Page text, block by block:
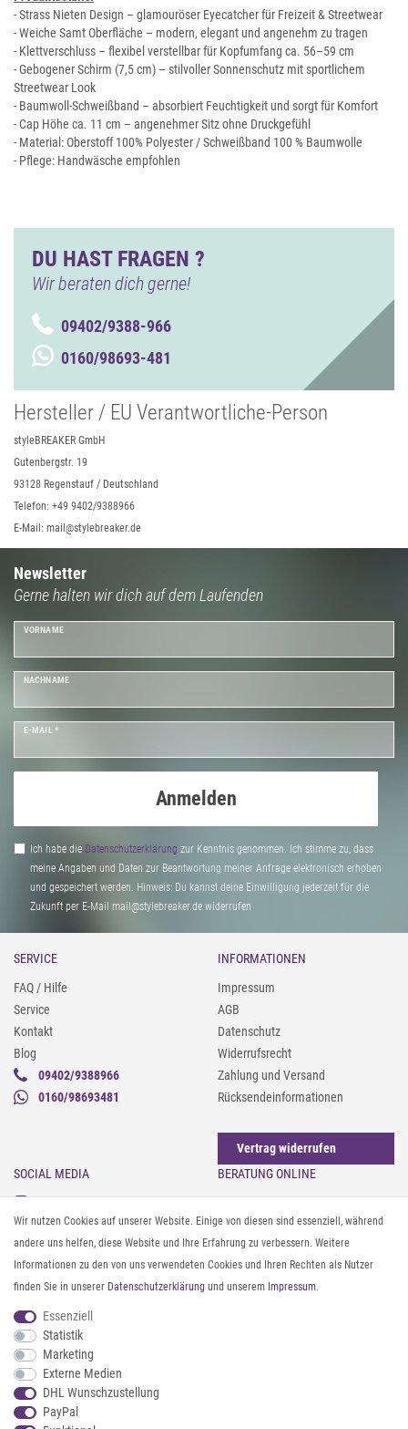
- Strass Nieten Design – glamouröser Eyecatcher für Freizeit & Streetwear
- Weiche Samt Oberfläche – modern, elegant und angenehm zu tragen
- Klettverschluss – flexibel verstellbar für Kopfumfang ca. 56–59 cm
- Gebogener Schirm (7,5 cm) – stilvoller Sonnenschutz mit sportlichem
Streetwear Look
- Baumwoll-Schweißband – absorbiert Feuchtigkeit und sorgt für Komfort
- Cap Höhe ca. 11 cm – angenehmer Sitz ohne Druckgefühl
- Material: Oberstoff 100% Polyester / Schweißband 100 % Baumwolle
- Pflege: Handwäsche empfohlen
DU HAST FRAGEN ?
Wir beraten dich gerne!
09402/9388-966
0160/98693-481
Hersteller / EU Verantwortliche-Person
styleBREAKER GmbH
Gutenbergstr. 19
93128 Regenstauf / Deutschland
Telefon: +49 9402/9388966
E-Mail: mail@stylebreaker.de
Newsletter
Gerne halten wir dich auf dem Laufenden
VORNAME
NACHNAME
E-MAIL *
Anmelden
Ich habe die Daten­schutz­erklärung zur Kenntnis genommen. Ich stimme zu, dass
meine Angaben und Daten zur Beantwortung meiner Anfrage elektronisch erhoben
und gespeichert werden. Hinweis: Du kannst deine Einwilligung jederzeit für die
Zukunft per E-Mail mail@stylebreaker.de widerrufen
SERVICE
FAQ / Hilfe
Service
Kontakt
Blog
09402/9388966
0160/98693481
INFORMATIONEN
Impressum
AGB
Datenschutz
Widerrufsrecht
Zahlung und Versand
Rücksendeinformationen
Vertrag widerrufen
SOCIAL MEDIA
Instagram
Facebook
Pinterest
Twitter
Youtube
Threads
BERATUNG ONLINE
Gürtel messen & kürzen
Sonnenbrillen & UV-Schutz
Textilpflege
Textil- und Material-Guide
Geldbörse richtig organisieren
ZAHLUNG & VERSAND
Wir nutzen Cookies auf unserer Website. Einige von diesen sind essenziell, während
andere uns helfen, diese Website und Ihre Erfahrung zu verbessern. Weitere
Informationen zu den von uns verwendeten Cookies und Ihren Rechten als Nutzer
finden Sie in unserer Daten­schutz­erklärung und unserem Impressum.
Essenziell
Statistik
Marketing
Externe Medien
DHL Wunschzustellung
PayPal